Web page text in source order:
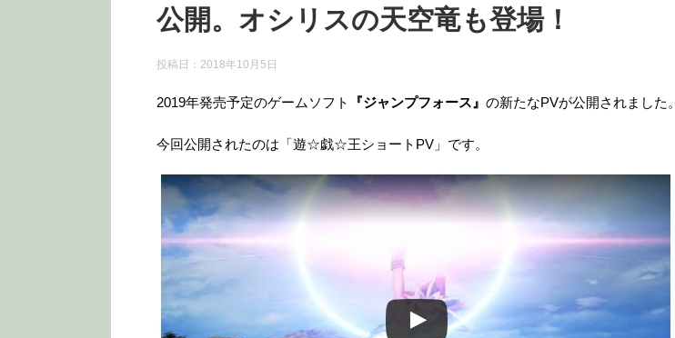
公開。オシリスの天空竜も登場！
投稿日： 2018年10月5日
2019年発売予定のゲームソフト 『ジャンプフォース』 の新たなPVが公開されました。
今回公開されたのは「遊☆戯☆王ショートPV」です。
この動画を YouTube で視聴